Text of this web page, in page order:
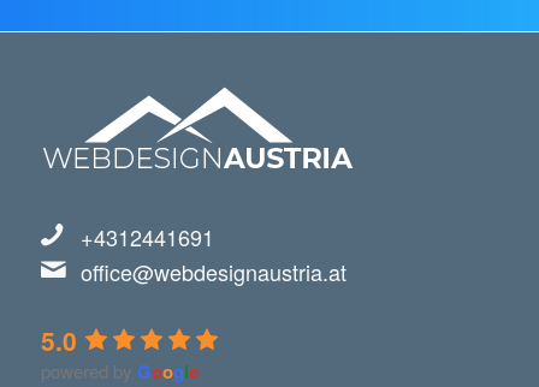
+4312441691
office@webdesignaustria.at
5.0
powered by Google